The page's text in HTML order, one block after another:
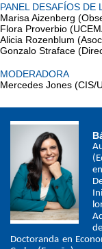
PANEL DESAFÍOS DE
Marisa Aizenberg
Flora Proverbio
Alicia Rozenblum
Gonzalo Straface
MODERADORA
Mercedes Jones (CIS/
Doctoranda en